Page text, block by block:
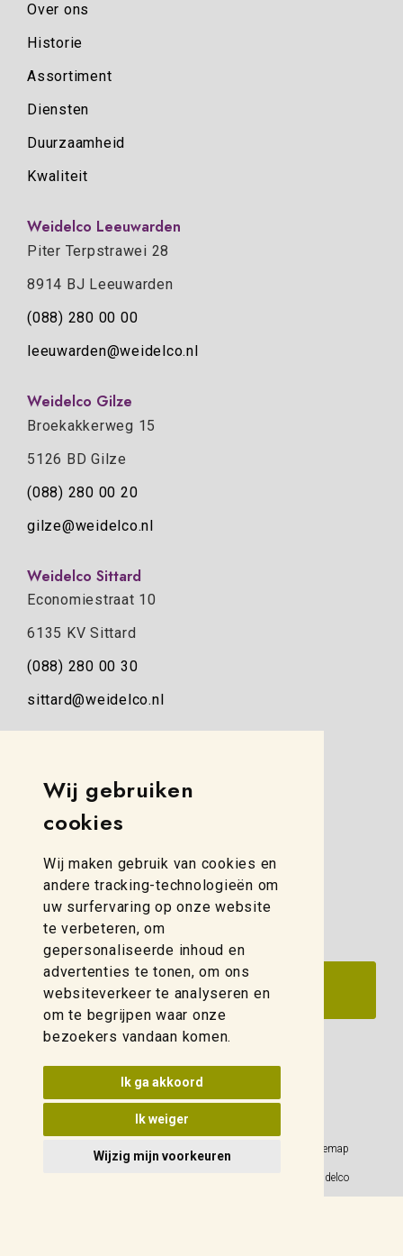
Wij gebruiken
cookies
Wij maken gebruik van cookies en
andere tracking-technologieën om
uw surfervaring op onze website
te verbeteren, om
gepersonaliseerde inhoud en
advertenties te tonen, om ons
websiteverkeer te analyseren en
om te begrijpen waar onze
bezoekers vandaan komen.
Ik ga akkoord
Ik weiger
Wijzig mijn voorkeuren
Over ons
Historie
Assortiment
Diensten
Duurzaamheid
Kwaliteit
Weidelco Leeuwarden
Piter Terpstrawei 28
8914 BJ Leeuwarden
(088) 280 00 00
leeuwarden@weidelco.nl
Weidelco Gilze
Broekakkerweg 15
5126 BD Gilze
(088) 280 00 20
gilze@weidelco.nl
Weidelco Sittard
Economiestraat 10
6135 KV Sittard
(088) 280 00 30
sittard@weidelco.nl
8013 NB Zwolle
zwolle@weidelco.nl
Update cookies voorkeuren
Privacy Policy Sitemap
© 2026 Weidelco